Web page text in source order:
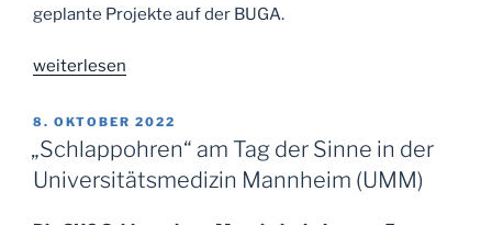
geplante Projekte auf der BUGA.
„Mannheimer
Inklusion
und
Barrierefreiheit
weiterlesen
VERÖFFENTLICHT
AM
8. OKTOBER 2022
„Schlappohren“ am Tag der Sinne in der
Universitätsmedizin Mannheim (UMM)